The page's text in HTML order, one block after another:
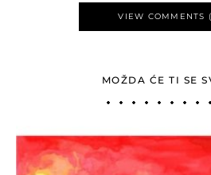
VIEW COMMENTS
MOŽDA ĆE TI SE